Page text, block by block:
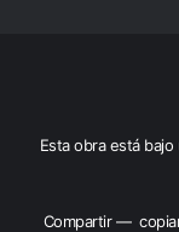
Esta obra está bajo
Compartir —